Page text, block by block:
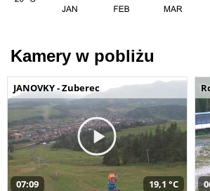
Kamery w pobliżu
JANOVKY - Zuberec
07:09 19,1 °C